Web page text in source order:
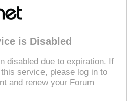
is Disabled
disabled due to expiration. If
service, please log in to
and renew your Forum